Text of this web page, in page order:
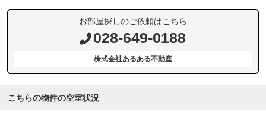
お部屋探しのご依頼はこちら
028-649-0188
株式会社あるある不動産
こちらの物件の空室状況